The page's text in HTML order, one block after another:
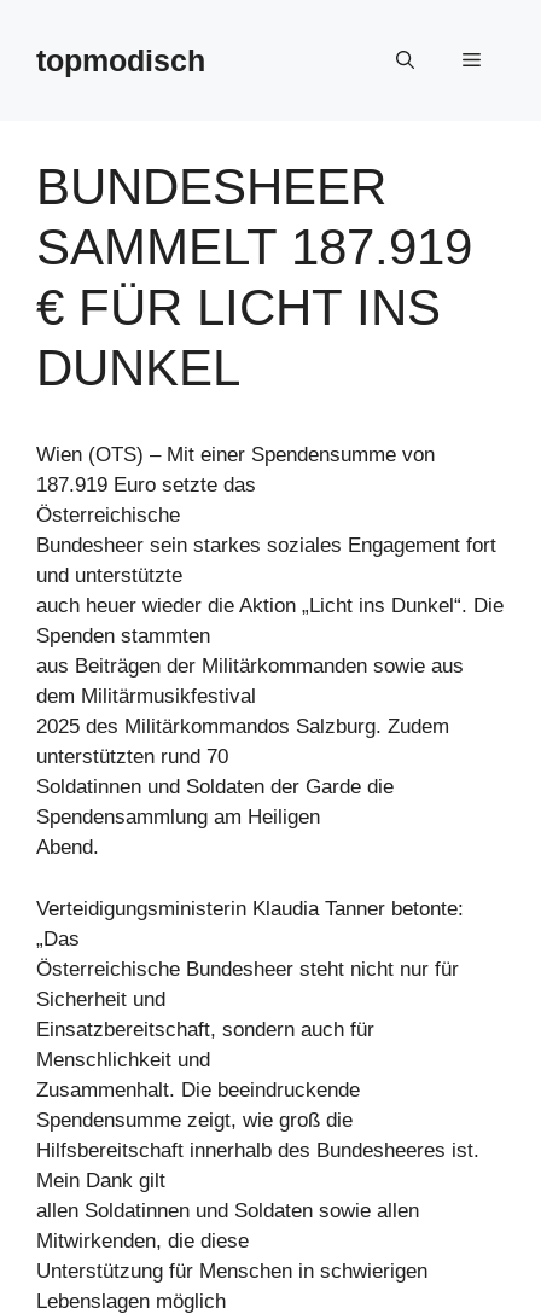
springentopmodisch Menü
BUNDESHEER
SAMMELT 187.919
€ FÜR LICHT INS
DUNKEL
Wien (OTS) – Mit einer Spendensumme von
187.919 Euro setzte das
Österreichische
Bundesheer sein starkes soziales Engagement fort
und unterstützte
auch heuer wieder die Aktion „Licht ins Dunkel“. Die
Spenden stammten
aus Beiträgen der Militärkommanden sowie aus
dem Militärmusikfestival
2025 des Militärkommandos Salzburg. Zudem
unterstützten rund 70
Soldatinnen und Soldaten der Garde die
Spendensammlung am Heiligen
Abend.
Verteidigungsministerin Klaudia Tanner betonte:
„Das
Österreichische Bundesheer steht nicht nur für
Sicherheit und
Einsatzbereitschaft, sondern auch für
Menschlichkeit und
Zusammenhalt. Die beeindruckende
Spendensumme zeigt, wie groß die
Hilfsbereitschaft innerhalb des Bundesheeres ist.
Mein Dank gilt
allen Soldatinnen und Soldaten sowie allen
Mitwirkenden, die diese
Unterstützung für Menschen in schwierigen
Lebenslagen möglich